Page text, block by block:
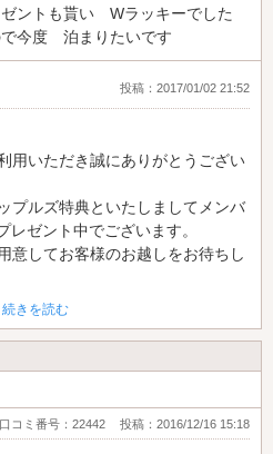
ントも貰い Wラッキーでした
で今度 泊まりたいです
投稿：2017/01/02 21:52
用いただき誠にありがとうござい
プルズ特典といたしましてメンバ
レゼント中でございます。
意してお客様のお越しをお待ちし
よりお待ちしております。
ルボン支配
続きを読む
のうち4
口コミ番号：22442 投稿：2016/12/16 15:18